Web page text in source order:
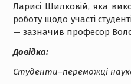
Ларисі Шилковій, яка
роботу щодо участі
— зазначив професор
Довідка:
Студенти–переможці